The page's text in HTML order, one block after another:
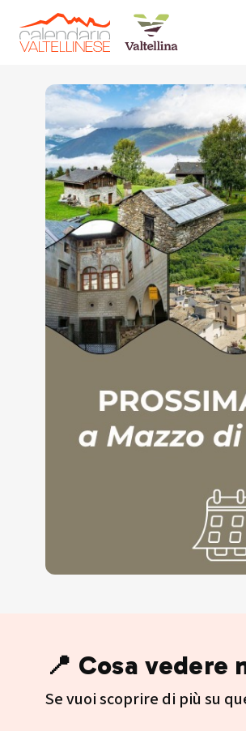
Torna indietro
📍 Cosa vedere
Se vuoi scoprire di più su